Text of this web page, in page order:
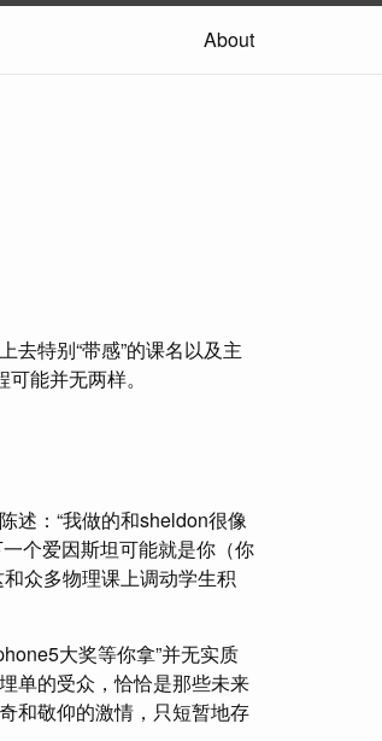
About
去特别“带感”的课名以及主
能并无两样。
述：“我做的和sheldon很像
个爱因斯坦可能就是你（你
众多物理课上调动学生积
大奖等你拿”并无实质
单的受众，恰恰是那些未来
和敬仰的激情，只短暂地存